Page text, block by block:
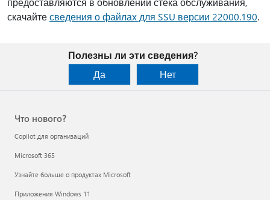
скачайтесведения о файлах для SSU версии 22000.190.
Полезны ли эти сведения?
Да
Нет
Что нового?
Copilot для организаций
Microsoft 365
Узнайте больше о продуктах Microsoft
Приложения Windows 11